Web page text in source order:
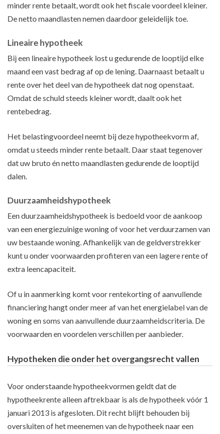
minder rente betaalt, wordt ook het fiscale voordeel kleiner.
De netto maandlasten nemen daardoor geleidelijk toe.
Lineaire hypotheek
Bij een lineaire hypotheek lost u gedurende de looptijd elke
maand een vast bedrag af op de lening. Daarnaast betaalt u
rente over het deel van de hypotheek dat nog openstaat.
Omdat de schuld steeds kleiner wordt, daalt ook het
rentebedrag.
Het belastingvoordeel neemt bij deze hypotheekvorm af,
omdat u steeds minder rente betaalt. Daar staat tegenover
dat uw bruto én netto maandlasten gedurende de looptijd
dalen.
Duurzaamheidshypotheek
Een duurzaamheidshypotheek is bedoeld voor de aankoop
van een energiezuinige woning of voor het verduurzamen van
uw bestaande woning. Afhankelijk van de geldverstrekker
kunt u onder voorwaarden profiteren van een lagere rente of
extra leencapaciteit.
Of u in aanmerking komt voor rentekorting of aanvullende
financiering hangt onder meer af van het energielabel van de
woning en soms van aanvullende duurzaamheidscriteria. De
voorwaarden en voordelen verschillen per aanbieder.
Hypotheken die onder het overgangsrecht vallen
Voor onderstaande hypotheekvormen geldt dat de
hypotheekrente alleen aftrekbaar is als de hypotheek vóór 1
januari 2013 is afgesloten. Dit recht blijft behouden bij
oversluiten of het meenemen van de hypotheek naar een